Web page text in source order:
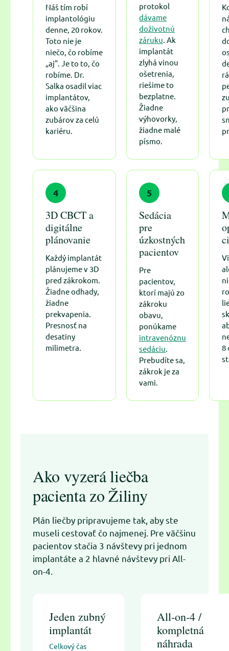
Náš tím robí
implantológiu
denne, 20 rokov.
Toto nie je
niečo, čo robíme
„aj". Je to to, čo
robíme. Dr.
Salka osadil viac
implantátov,
ako väčšina
zubárov za celú
kariéru.
protokol
dávame
doživotnú
záruku. Ak
implantát
zlyhá vinou
ošetrenia,
riešime to
bezplatne.
Žiadne
výhovorky,
žiadne malé
písmo.
4
3D CBCT a
digitálne
plánovanie
Každý implantát
plánujeme v 3D
pred zákrokom.
Žiadne odhady,
žiadne
prekvapenia.
Presnosť na
desatiny
milimetra.
5
Sedácia
pre
úzkostných
pacientov
Pre
pacientov,
ktorí majú zo
zákroku
obavu,
ponúkame
intravenóznu
sedáciu.
Prebudíte sa,
zákrok je za
vami.
8
Ako vyzerá liečba
pacienta zo Žiliny
Plán liečby pripravujeme tak, aby ste
museli cestovať čo najmenej. Pre väčšinu
pacientov stačia 3 návštevy pri jednom
implantáte a 2 hlavné návštevy pri All-
on-4.
Jeden zubný
implantát
Celkový čas
All-on-4 /
kompletná
náhrada